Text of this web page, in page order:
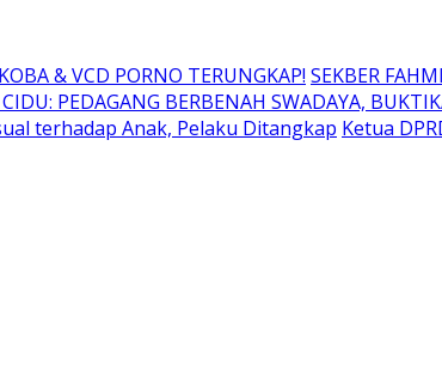
& VCD PORNO TERUNGKAP! SEKBER
PEDAGANG BERBENAH SWADAYA,
terhadap Anak, Pelaku Ditangkap Ketua